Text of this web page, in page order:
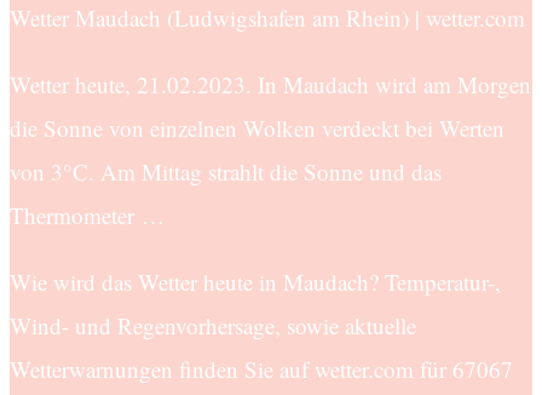
Wetter Maudach (Ludwigshafen am Rhein) | wetter.com
Wetter heute, 21.02.2023. In Maudach wird am Morgen
die Sonne von einzelnen Wolken verdeckt bei Werten
von 3°C. Am Mittag strahlt die Sonne und das
Thermometer …
Wie wird das Wetter heute in Maudach? Temperatur-,
Wind- und Regenvorhersage, sowie aktuelle
Wetterwarnungen finden Sie auf wetter.com für 67067